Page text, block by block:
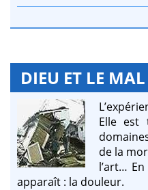
DIEU ET LE MAL
Elle est
de la
l’art…
apparaît : la douleur.